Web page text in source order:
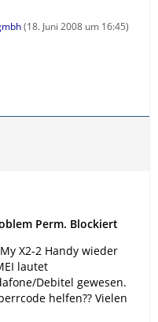
(18. Juni 2008 um 16:45)
Perm. Blockiert
X2-2 Handy wieder
lautet
Debitel gewesen.
helfen?? Vielen